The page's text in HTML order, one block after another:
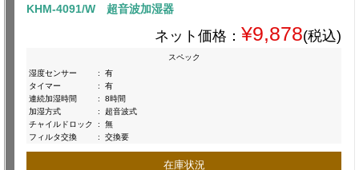
KHM-4091/W 超音波加湿器
ネット価格： ¥9,878(税込)
スペック
湿度センサー
:
有
タイマー
:
有
連続加湿時間
:
8時間
加湿方式
:
超音波式
チャイルドロック
:
無
フィルタ交換
: 交換要
在庫状況